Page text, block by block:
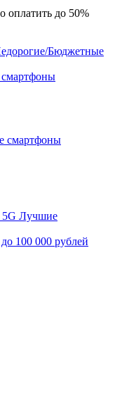
оплатить до 50%
Бюджетные
смартфоны
Лучшие
100 000 рублей